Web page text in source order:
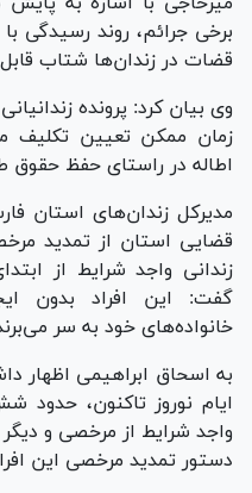
برخی جرائم، روند رسیدگی
قضات در زندان‌ها شتاب
وی بیان کرد: پرونده
زمان ممکن تعیین تکلیف
اطاله در راستای حفظ حقوق
مدیرکل زندان‌های استان
قضایی استان از تمدید
زندانی واجد شرایط از
گفت: این افراد بدون
خانواده‌های خود به سر
به اسحاق ابراهیمی اظهار
ایام نوروز تاکنون، حدود
واجد شرایط از مرخصی و دیگر
دستور تمدید مرخصی این